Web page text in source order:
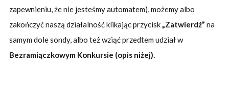
zapewnieniu, że nie jesteśmy automatem), możemy albo
zakończyć naszą działalność klikając przycisk„Zatwierdź” na
samym dole sondy, albo też wziąć przedtem udział w
Bezramiączkowym Konkursie (opis niżej).